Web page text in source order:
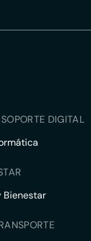
DIGITAL
Bienestar